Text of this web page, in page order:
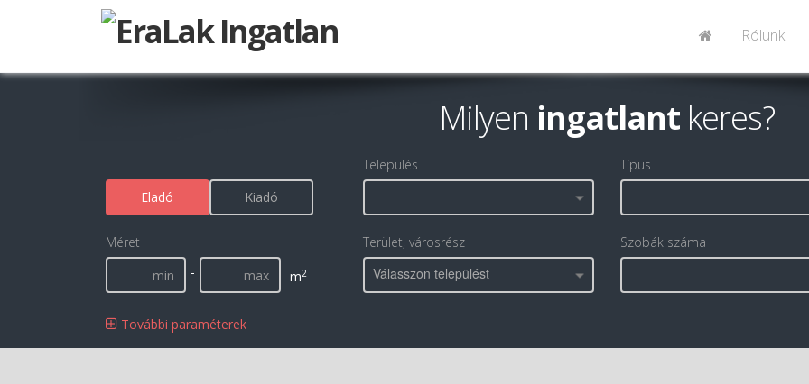
Rólunk
Milyen ingatlant keres?
Eladó Kiadó
Település Típus
Méret
-
m2
Terület, városrész
Válasszon települést
Szobák száma
További paraméterek